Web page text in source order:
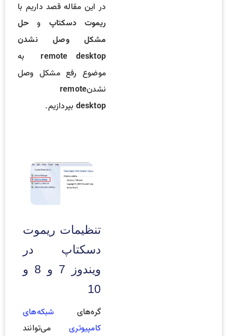
در این مقاله قصد داریم با
ریموت دسکتاپ و حل
مشکل وصل نشدن
remote desktop
به
موضوع رفع مشکل وصل
نشدنremote
desktop بپردازیم.
تنظیمات ریموت
دسکتاپ در
ویندوز 7 و 8 و
10
گره‌های شبکه‌های
کامپیوتریمی‌توانند